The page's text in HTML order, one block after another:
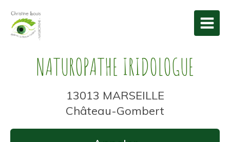
NATUROPATHE IRIDOLOGUE
13013 MARSEILLE
Château-Gombert